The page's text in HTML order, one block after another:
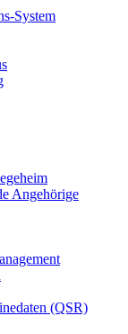
System
Angehörige
(QSR)